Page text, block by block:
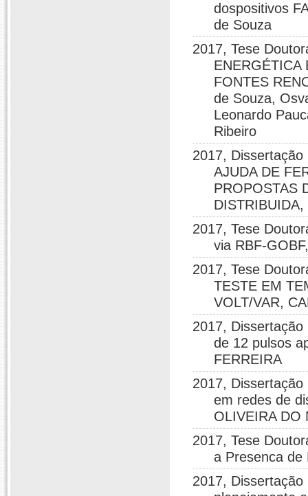
dospositivos
de Souza
2017, Tese
ENERGÉTICA
FONTES
de Souza,
Leonardo
Ribeiro
2017,
AJUDA DE
PROPOSTAS
2017, Tese
via RBF-
2017, Tese
TESTE EM
VOLT/VAR,
2017,
de 12 pulsos
FERREIRA
2017,
em redes de
OLIVEIRA DO
2017, Tese
a Presenca de
2017,